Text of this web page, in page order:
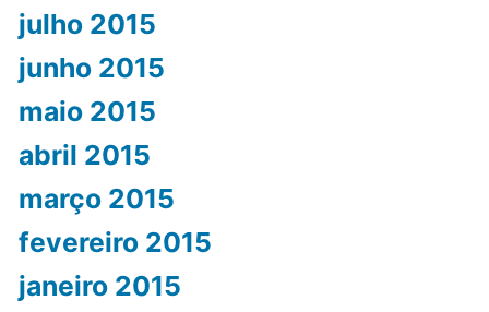
julho 2015
junho 2015
maio 2015
abril 2015
março 2015
fevereiro 2015
janeiro 2015